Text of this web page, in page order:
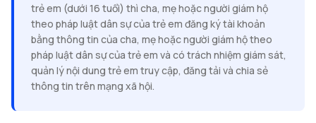
trẻ em (dưới 16 tuổi) thì cha, mẹ hoặc người giám hộ
theo pháp luật dân sự của trẻ em đăng ký tài khoản
bằng thông tin của cha, mẹ hoặc người giám hộ theo
pháp luật dân sự của trẻ em và có trách nhiệm giám sát,
quản lý nội dung trẻ em truy cập, đăng tải và chia sẻ
thông tin trên mạng xã hội.